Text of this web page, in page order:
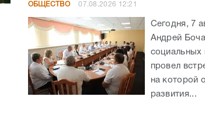
ОБЩЕСТВО 07.08.2026 12:21
Сегодня, 7
Андрей
социальных
провел
на которой
развития...